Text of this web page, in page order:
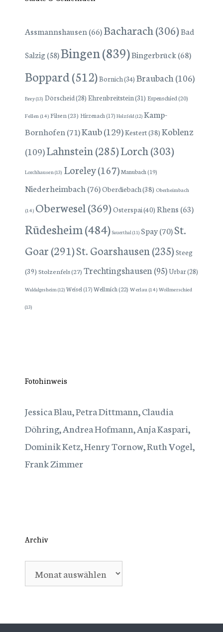
Assmannshausen (66)Bacharach(306)Bad
Salzig(58)Bingen(839)Bingerbrück(68)
Boppard(512)Bornich(34) Braubach (106)
Brey(13) Dörscheid(28) Ehrenbreitstein(31) Espenschied (20)
Fellen (14) Filsen(23) Hirzenach (17) Holzfeld(12) Kamp-
Bornhofen (71)Kaub(129)Kestert(38) Koblenz
(109)Lahnstein(285)Lorch(303)
Lorchhausen (13) Loreley(167)Manubach (19)
Niederheimbach (76)Oberdiebach(38) Oberheimbach
(14) Oberwesel(369)Osterspai(40) Rhens (63)
Rüdesheim(484) Sauerthal(11) Spay(70)St.
Goar(291)St. Goarshausen (235) Steeg
(39) Stolzenfels(27) Trechtingshausen (95)Urbar(28)
Waldalgesheim(12) Weisel (17)Wellmich (22) Werlau (14) Wollmerschied
(13)
Fotohinweis
Jessica Blau, Petra Dittmann, Claudia
Döhring, Andrea Hofmann, Anja Kaspari,
Dominik Ketz, Henry Tornow, Ruth Vogel,
Frank Zimmer
Archiv
Archiv